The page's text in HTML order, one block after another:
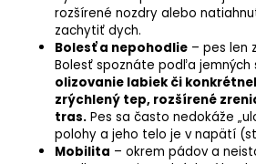
rozšírené nozdry alebo
zachytiť dych.
Bolesť a nepohodlie – pes len
Bolesť spoznáte podľa jemných
olizovanie labiek či
zrýchlený tep, rozšírené
tras. Pes sa často nedokáže
polohy a jeho telo je v napätí
Mobilita – okrem pádov a